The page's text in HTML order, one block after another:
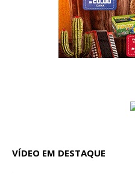
VÍDEO EM DESTAQUE